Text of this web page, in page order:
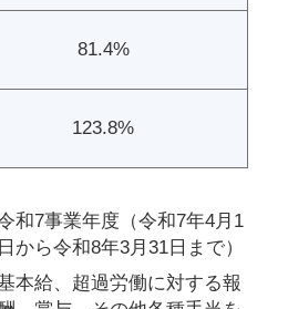
81.4%
123.8%
和7事業年度（令和7年4月1
日から令和8年3月31日まで）
本給、超過労働に対する報